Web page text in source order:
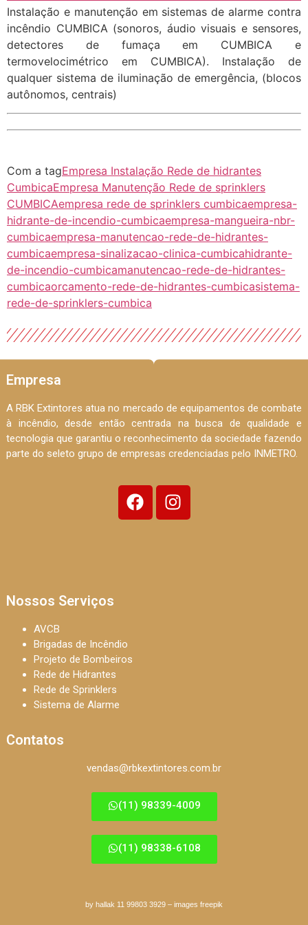
Instalação e manutenção em sistemas de alarme contra
incêndio CUMBICA (sonoros, áudio visuais e sensores,
detectores de fumaça em CUMBICA e
termovelocimétrico em CUMBICA). Instalação de
qualquer sistema de iluminação de emergência, (blocos
autônomos, centrais)
Com a tagEmpresa Instalação Rede de hidrantes
CumbicaEmpresa Manutenção Rede de sprinklers
CUMBICAempresa rede de sprinklers cumbicaempresa-
hidrante-de-incendio-cumbicaempresa-mangueira-nbr-
cumbicaempresa-manutencao-rede-de-hidrantes-
cumbicaempresa-sinalizacao-clinica-cumbicahidrante-
de-incendio-cumbicamanutencao-rede-de-hidrantes-
cumbicaorcamento-rede-de-hidrantes-cumbicasistema-
rede-de-sprinklers-cumbica
Empresa
A RBK Extintores atua no mercado de equipamentos de combate
à incêndio, desde então centrada na busca de qualidade e
tecnologia que garantiu o reconhecimento da sociedade fazendo
parte do seleto grupo de empresas credenciadas pelo INMETRO.
Nossos Serviços
AVCB
Brigadas de Incêndio
Projeto de Bombeiros
Rede de Hidrantes
Rede de Sprinklers
Sistema de Alarme
Contatos
vendas@rbkextintores.com.br
(11) 98339-4009
(11) 98338-6108
by hallak 11 99803 3929 – images freepik